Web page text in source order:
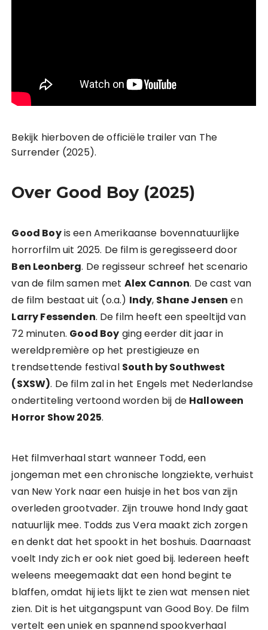
Bekijk hierboven de officiële trailer van The
Surrender (2025).
Over Good Boy (2025)
Good Boyis een Amerikaanse bovennatuurlijke
horrorfilm uit 2025. De film is geregisseerd door
Ben Leonberg. De regisseur schreef het scenario
van de film samen met Alex Cannon. De cast van
de film bestaat uit (o.a.) Indy, Shane Jensen en
Larry Fessenden. De film heeft een speeltijd van
72 minuten. Good Boy ging eerder dit jaar in
wereldpremière op het prestigieuze en
trendsettende festival South by Southwest
(SXSW). De film zal in het Engels met Nederlandse
ondertiteling vertoond worden bij de Halloween
Horror Show 2025.
Het filmverhaal start wanneer Todd, een
jongeman met een chronische longziekte, verhuist
van New York naar een huisje in het bos van zijn
overleden grootvader. Zijn trouwe hond Indy gaat
natuurlijk mee. Todds zus Vera maakt zich zorgen
en denkt dat het spookt in het boshuis. Daarnaast
voelt Indy zich er ook niet goed bij. Iedereen heeft
weleens meegemaakt dat een hond begint te
blaffen, omdat hij iets lijkt te zien wat mensen niet
zien. Dit is het uitgangspunt van Good Boy. De film
vertelt een uniek en spannend spookverhaal